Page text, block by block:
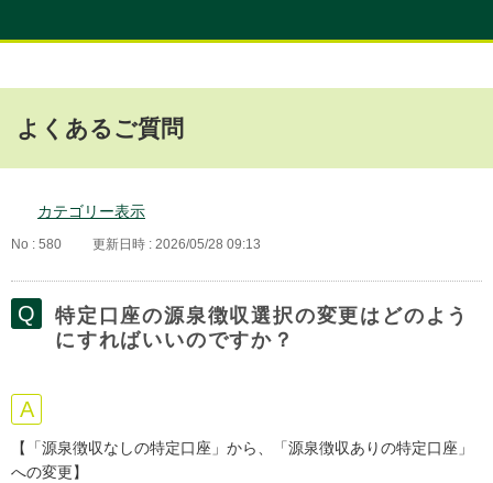
よくあるご質問
カテゴリー表示
No : 580 更新日時 : 2026/05/28 09:13
特定口座の源泉徴収選択の変更はどのよう
にすればいいのですか？
【「源泉徴収なしの特定口座」から、「源泉徴収ありの特定口座」
への変更】